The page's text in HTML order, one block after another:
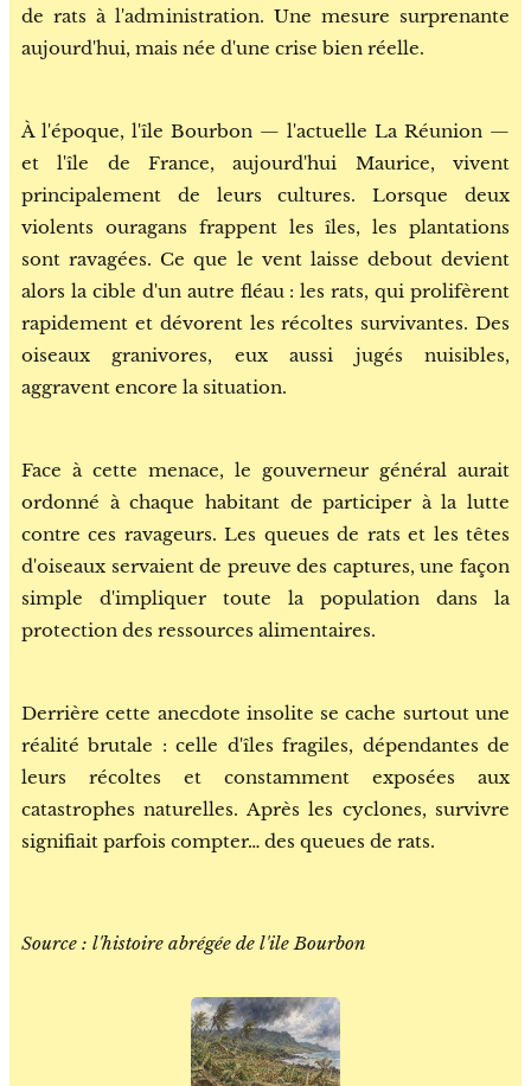
de rats à l'administration. Une mesure surprenante
aujourd'hui, mais née d'une crise bien réelle.
À l'époque, l'île Bourbon — l'actuelle La Réunion —
et l'île de France, aujourd'hui Maurice, vivent
principalement de leurs cultures. Lorsque deux
violents ouragans frappent les îles, les plantations
sont ravagées. Ce que le vent laisse debout devient
alors la cible d'un autre fléau : les rats, qui prolifèrent
rapidement et dévorent les récoltes survivantes. Des
oiseaux granivores, eux aussi jugés nuisibles,
aggravent encore la situation.
Face à cette menace, le gouverneur général aurait
ordonné à chaque habitant de participer à la lutte
contre ces ravageurs. Les queues de rats et les têtes
d'oiseaux servaient de preuve des captures, une façon
simple d'impliquer toute la population dans la
protection des ressources alimentaires.
Derrière cette anecdote insolite se cache surtout une
réalité brutale : celle d'îles fragiles, dépendantes de
leurs récoltes et constamment exposées aux
catastrophes naturelles. Après les cyclones, survivre
signifiait parfois compter… des queues de rats.
Source : l'histoire abrégée de l'ile Bourbon